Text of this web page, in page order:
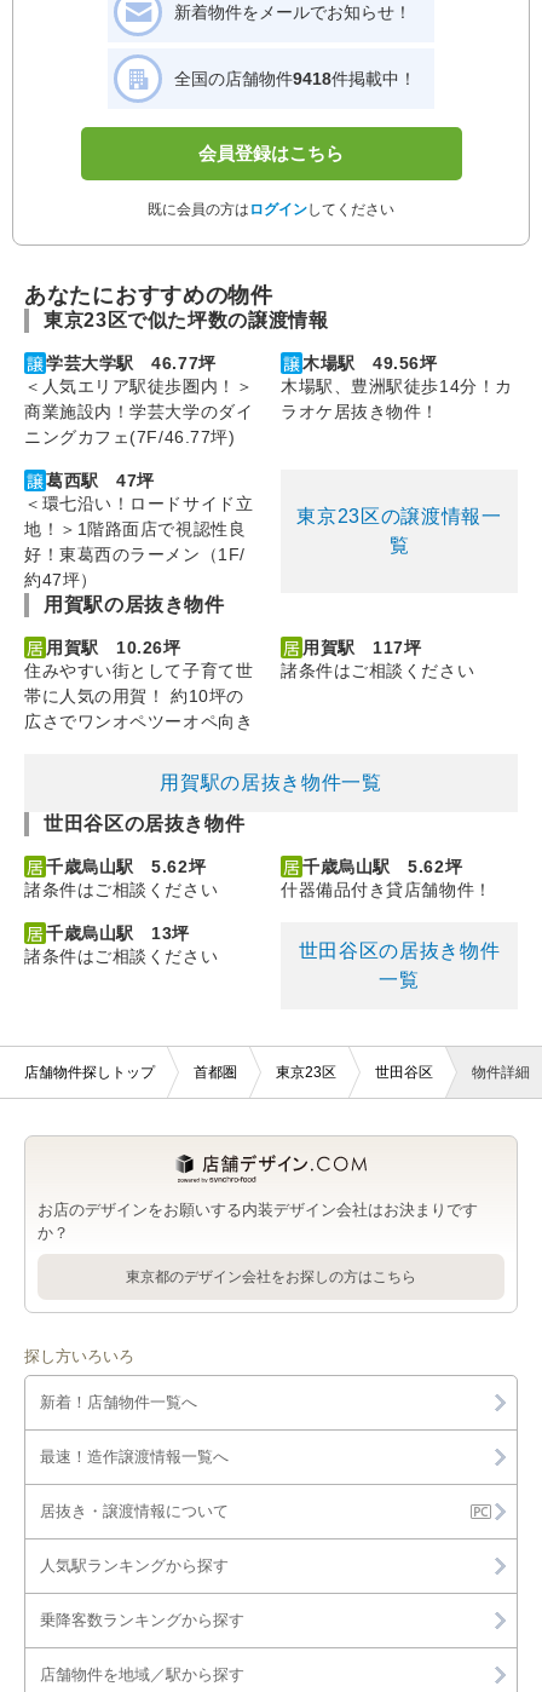
新着物件をメールでお知らせ！
全国の店舗物件9418件掲載中！
会員登録はこちら
既に会員の方は ログインしてください
あなたにおすすめの物件
東京23区で似た坪数の譲渡情報
学芸大学駅 46.77坪
＜人気エリア駅徒歩圏内！＞
商業施設内！学芸大学のダイ
ニングカフェ(7F/46.77坪)
木場駅 49.56坪
木場駅、豊洲駅徒歩14分！カ
ラオケ居抜き物件！
葛西駅 47坪
＜環七沿い！ロードサイド立
地！＞1階路面店で視認性良
好！東葛西のラーメン（1F/
約47坪）
東京23区の譲渡情報一
覧
用賀駅の居抜き物件
用賀駅 10.26坪
住みやすい街として子育て世
帯に人気の用賀！ 約10坪の
広さでワンオペツーオペ向き
用賀駅 117坪
諸条件はご相談ください
用賀駅の居抜き物件一覧
世田谷区の居抜き物件
千歳烏山駅 5.62坪
諸条件はご相談ください
千歳烏山駅 5.62坪
什器備品付き貸店舗物件！
千歳烏山駅 13坪
諸条件はご相談ください
世田谷区の居抜き物件
一覧
店舗物件探しトップ 首都圏 東京23区 世田谷区 物件詳細
お店のデザインをお願いする内装デザイン会社はお決まりです
か？
東京都のデザイン会社をお探しの方はこちら
探し方いろいろ
新着！店舗物件一覧へ
最速！造作譲渡情報一覧へ
居抜き・譲渡情報について
人気駅ランキングから探す
乗降客数ランキングから探す
店舗物件を地域／駅から探す